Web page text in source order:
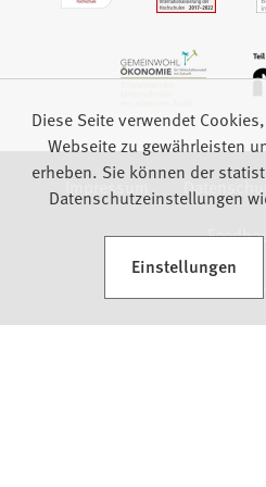
Impressum
Feedback
Diese Seite verwendet
Webseite zu gewährleisten
erheben. Sie können der
Datenschutzeinstellungen
Einstellungen
(Öffnet in einem neuen Tab)